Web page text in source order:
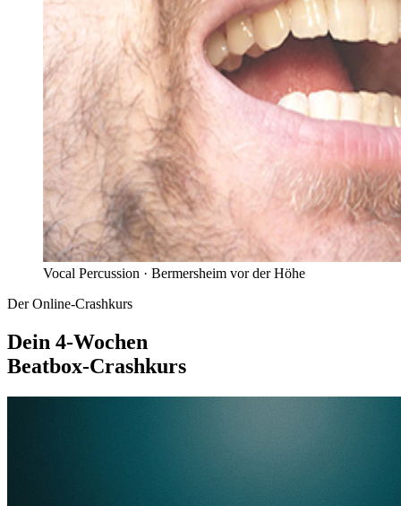
Vocal Percussion · Bermersheim vor der Höhe
Der Online-Crashkurs
Dein 4-Wochen
Beatbox-Crashkurs